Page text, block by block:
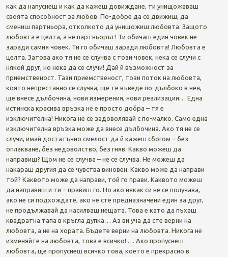
как да напуснеш и как да кажеш довиждане, ти унищожаваш
своята способност за любов. По-добре да се движиш, да
смениш партньора, отколкото да унищожиш любовта. Защото
любовта е целта, а не партньорът! Ти обичаш един човек не
заради самия човек. Ти го обичаш заради любовта! Любовта е
целта. Затова ако тя не се случва с този човек, нека се случи с
някой друг, но нека да се случи! Дай й възможност за
приемственост. Тази приемственост, този поток на любовта,
която непрестанно се случва, ще те въведе по-дълбоко в нея,
ще внесе дълбочина, нови измерения, нови реализации… Една
истинска красива връзка не е просто добра – тя е
изключителна! Никога не се задоволявай с по-малко. Само една
изключителна връзка може да внесе дълбочина. Ако тя не се
случи, имай достатъчно смелост да й кажеш сбогом – без
оплакване, без недоволство, без гняв. Какво можеш да
направиш? Щом не се случва – не се случва. Не можеш да
накараш другия да се чувства виновен. Какво може да направи
той? Каквото може да направи, той го прави. Каквото можеш
да направиш и ти – правиш го. Но ако някак си не се получава,
ако не си подхождате, ако не сте предназначени един за друг,
не продължавай да насилваш нещата. Това е като да пъхаш
квадратна тапа в кръгла дупка… Аз ви уча да сте верни на
любовта, а не на хората. Бъдете верни на любовта. Никога не
изменяйте на любовта, това е всичко! … Ако пропуснеш
любовта, ще пропуснеш всичко това, което е прекрасно в